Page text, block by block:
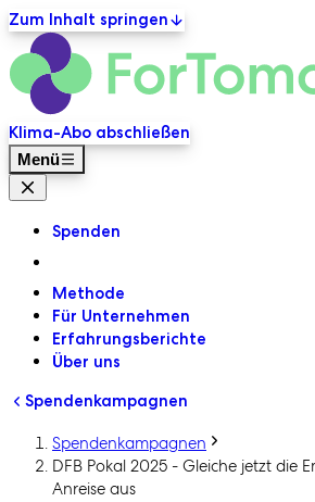
Zum Inhalt springen
Primäre Navigation
Klima-Abo abschließen
Menü
Menü Schließen
Spenden
Methode
Für Unternehmen
Erfahrungsberichte
Über uns
Spendenkampagnen
Spendenkampagnen
DFB Pokal 2025 - Gleiche jetzt die
Anreise aus